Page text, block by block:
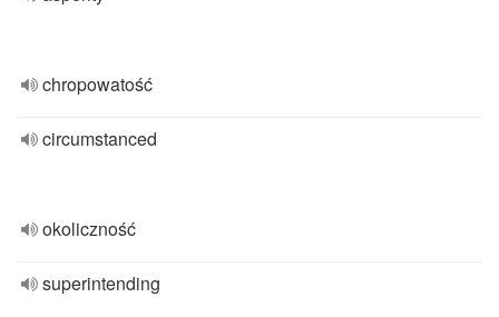
chropowatość
circumstanced
okoliczność
superintending